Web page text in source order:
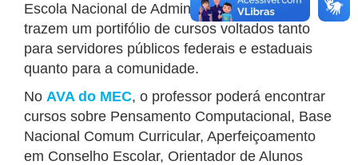
Escola Nacional de Administração Pública,
trazem um portifólio de cursos voltados tanto
para servidores públicos federais e estaduais
quanto para a comunidade.
No AVA do MEC, o professor poderá encontrar
cursos sobre Pensamento Computacional, Base
Nacional Comum Curricular, Aperfeiçoamento
em Conselho Escolar, Orientador de Alunos